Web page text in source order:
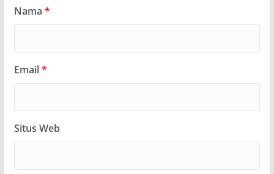
Nama *
Email*
Situs Web